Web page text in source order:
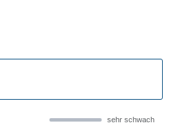
sehr schwach